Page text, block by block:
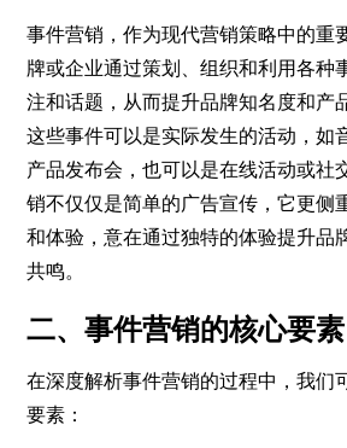
事件营销，作为现代营销策略中的重
牌或企业通过策划、组织和利用各种
注和话题，从而提升品牌知名度和产
这些事件可以是实际发生的活动，如
产品发布会，也可以是在线活动或社
销不仅仅是简单的广告宣传，它更侧
和体验，意在通过独特的体验提升品
共鸣。
二、事件营销的核心要素
在深度解析事件营销的过程中，我们
要素：